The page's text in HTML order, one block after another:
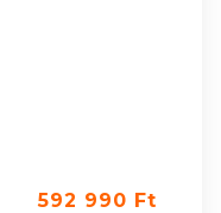
592 990 Ft